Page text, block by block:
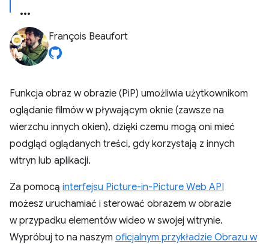
François Beaufort
Funkcja obraz w obrazie (PiP) umożliwia użytkownikom
oglądanie filmów w pływającym oknie (zawsze na
wierzchu innych okien), dzięki czemu mogą oni mieć
podgląd oglądanych treści, gdy korzystają z innych
witryn lub aplikacji.
Za pomocą interfejsu Picture-in-Picture Web API
możesz uruchamiać i sterować obrazem w obrazie
w przypadku elementów wideo w swojej witrynie.
Wypróbuj to na naszym oficjalnym przykładzie Obrazu w